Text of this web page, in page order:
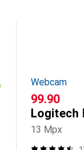
Webcam
CHF
99.90
Logitech
13 Mpx